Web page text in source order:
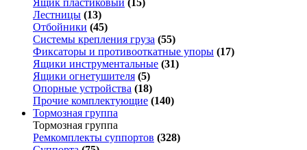
Ящик пластиковый (15)
Лестницы (13)
Отбойники (45)
Системы крепления груза (55)
Фиксаторы и противооткатные упоры (17)
Ящики инструментальные (31)
Ящики огнетушителя (5)
Опорные устройства (18)
Прочие комплектующие (140)
Тормозная группа
Тормозная группа
Ремкомплекты суппортов (328)